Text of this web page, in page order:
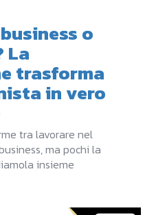
o
La
trasforma
in vero
tra lavorare nel
ma pochi la
insieme